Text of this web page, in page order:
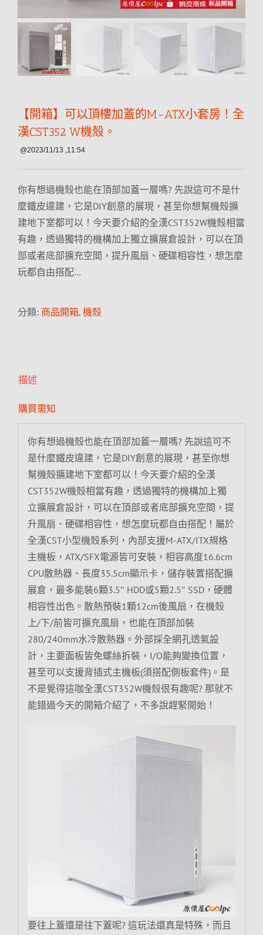
【開箱】可以頂樓加蓋的M-ATX小套房！全
漢CST352 W機殼。
@2023/11/13 ,11:54
你有想過機殼也能在頂部加蓋一層嗎? 先說這可不是什
麼鐵皮違建，它是DIY創意的展現，甚至你想幫機殼擴
建地下室都可以！今天要介紹的全漢CST352W機殼相當
有趣，透過獨特的機構加上獨立擴展倉設計，可以在頂
部或者底部擴充空間，提升風扇、硬碟相容性，想怎麼
玩都自由搭配…
分類: 商品開箱, 機殼
描述
購買需知
你有想過機殼也能在頂部加蓋一層嗎? 先說這可不
是什麼鐵皮違建，它是DIY創意的展現，甚至你想
幫機殼擴建地下室都可以！今天要介紹的全漢
CST352W機殼相當有趣，透過獨特的機構加上獨
立擴展倉設計，可以在頂部或者底部擴充空間，提
升風扇、硬碟相容性，想怎麼玩都自由搭配！屬於
全漢CST小型機殼系列，內部支援M-ATX/ITX規格
主機板，ATX/SFX電源皆可安裝，相容高度16.6cm
CPU散熱器、長度35.5cm顯示卡，儲存裝置搭配擴
展倉，最多能裝6顆3.5″ HDD或5顆2.5″ SSD，硬體
相容性出色。散熱預裝1顆12cm後風扇，在機殼
上/下/前皆可擴充風扇，也能在頂部加裝
280/240mm水冷散熱器。外部採全網孔透氣設
計，主要面板皆免螺絲拆裝，I/O能夠變換位置，
甚至可以支援背插式主機板(須搭配側板套件)。是
不是覺得這咖全漢CST352W機殼很有趣呢? 那就不
能錯過今天的開箱介紹了，不多說趕緊開始！
要往上蓋還是往下蓋呢? 這玩法還真是特殊，而且